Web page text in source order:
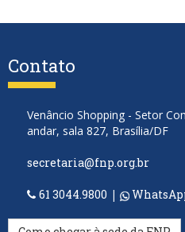
Contato
Venâncio Shopping - Setor
andar, sala 827, Brasília/DF
secretaria@fnp.org.br
61 3044.9800 |